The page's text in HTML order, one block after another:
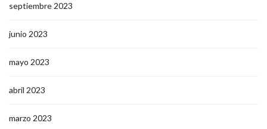
septiembre 2023
junio 2023
mayo 2023
abril 2023
marzo 2023